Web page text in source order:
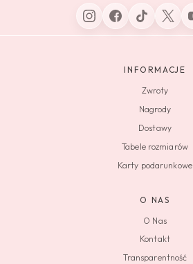
INFORMACJE
Zwroty
Nagrody
Dostawy
Tabele rozmiarów
Karty podarunkowe
O NAS
O Nas
Kontakt
Transparentność